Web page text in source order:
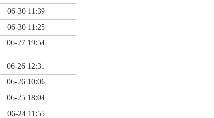
06-30 11:39
06-30 11:25
06-27 19:54
06-26 12:31
06-26 10:06
06-25 18:04
06-24 11:55